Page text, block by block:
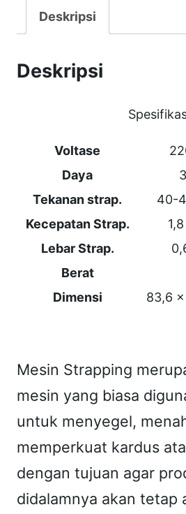
Z
m
i
i
c
S
t
r
Deskripsi
Deskripsi
Spesifikasi
Voltase
Daya
Tekanan strap.
40-
Kecepatan Strap.
Lebar Strap.
Berat
Dimensi
83,6
Mesin Strapping
mesin yang biasa
untuk menyegel,
memperkuat kardus
dengan tujuan agar
didalamnya akan tetap